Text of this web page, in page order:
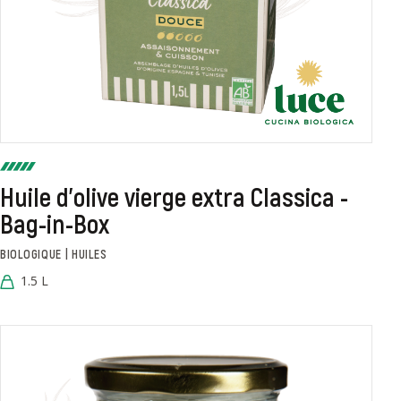
Huile d'olive vierge extra Classica -
Bag-in-Box
BIOLOGIQUE | HUILES
1.5 L